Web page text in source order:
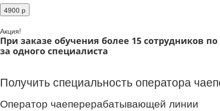
Акция!
При заказе обучения более 15 сотрудников
за одного специалиста
Получить специальность оператора
Оператор чаеперерабатывающей линии